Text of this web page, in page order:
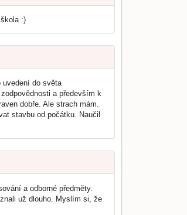
:)
do světa
a především k
dobře. Ale strach mám.
stavbu od počátku. Naučil
a odborné předměty.
už dlouho. Myslím si, že